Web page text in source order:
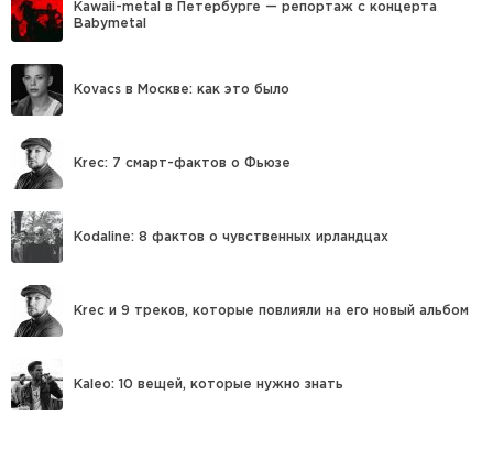
Kawaii-metal в Петербурге — репортаж с концерта
Babymetal
Kovacs в Москве: как это было
Krec: 7 смарт-фактов о Фьюзе
Kodaline: 8 фактов о чувственных ирландцах
Krec и 9 треков, которые повлияли на его новый альбом
Kaleo: 10 вещей, которые нужно знать